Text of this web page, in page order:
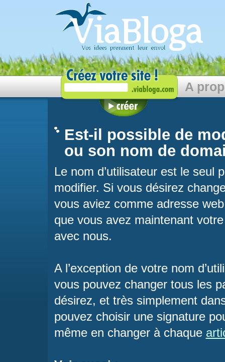
A
Est-il possible de
ou son nom de
Le nom d’utilisateur est le seul
modifier. Si vous désirez
vous aviez comme adresse
que vous avez maintenant
avec nous.
A l’exception de votre nom
vous pouvez changer tous les
désirez, et très simplement
pouvez choisir une signature
même en changer à chaque